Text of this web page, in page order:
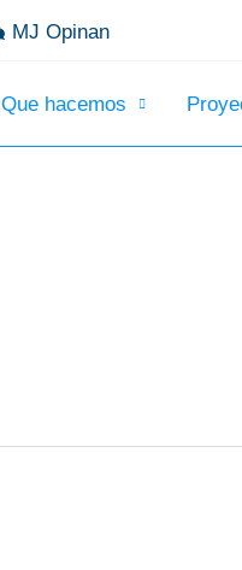
MJ Opinan
Que hacemos